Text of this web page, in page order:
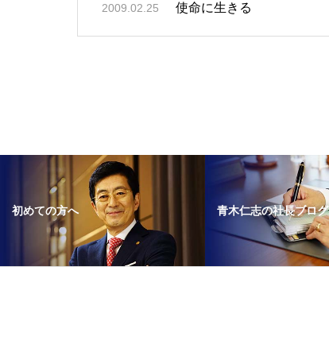
2009.02.25 使命に生きる
初めての方へ 青木仁志の社長ブログ